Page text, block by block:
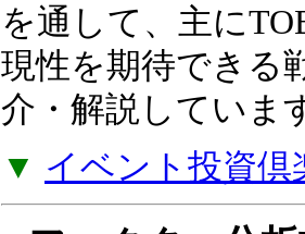
のフォローアップ
を通して、主に
現性を期待できる
介・解説していま
▼ イベント投資倶